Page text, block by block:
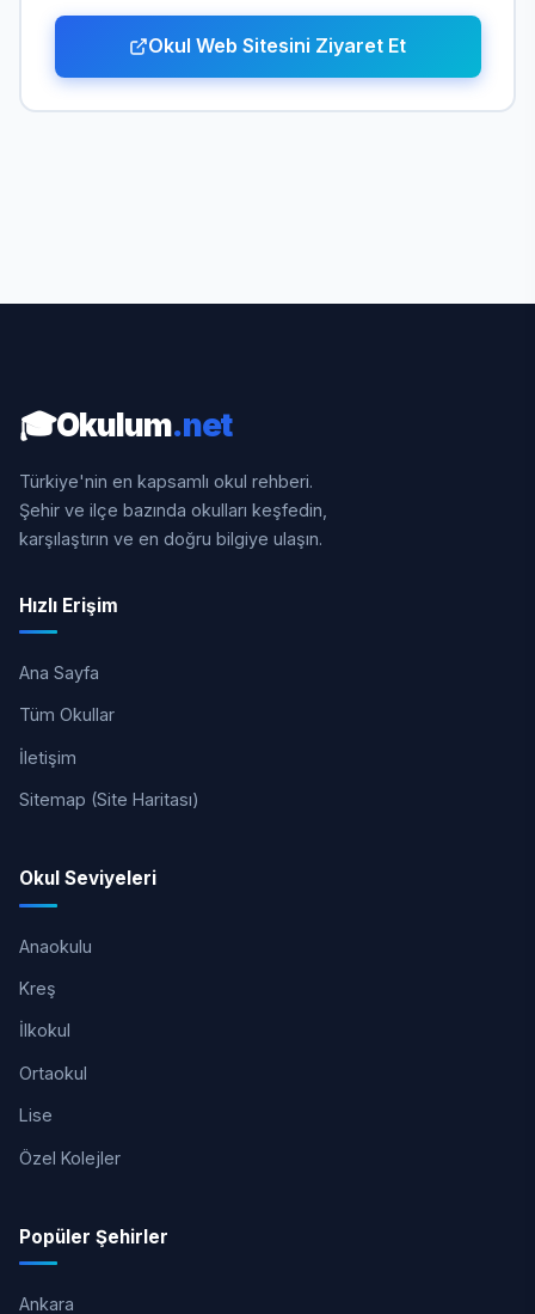
Okul Web Sitesini Ziyaret Et
🎓Okulum.net
Türkiye'nin en kapsamlı okul rehberi.
Şehir ve ilçe bazında okulları keşfedin,
karşılaştırın ve en doğru bilgiye ulaşın.
Hızlı Erişim
Ana Sayfa
Tüm Okullar
İletişim
Sitemap (Site Haritası)
Okul Seviyeleri
Anaokulu
Kreş
İlkokul
Ortaokul
Lise
Özel Kolejler
Popüler Şehirler
Ankara